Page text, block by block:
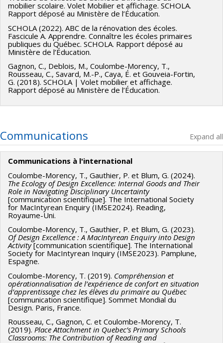
mobilier scolaire. Volet Mobilier et affichage. SCHOLA.
Rapport déposé au Ministère de l’Éducation.
SCHOLA (2022). ABC de la rénovation des écoles.
Fascicule A. Apprendre. Connaître les écoles primaires
publiques du Québec. SCHOLA. Rapport déposé au
Ministère de l’Éducation.
Gagnon, C., Deblois, M., Coulombe-Morency, T.,
Rousseau, C., Savard, M.-P., Caya, É. et Gouveia-Fortin,
G. (2018). SCHOLA | Volet mobilier et affichage.
Rapport déposé au Ministère de l’Éducation.
Communications Expand all
Communications à l'international
Coulombe-Morency, T., Gauthier, P. et Blum, G. (2024).
The Ecology of Design Excellence: Internal Goods and Their
Role in Navigating Disciplinary Uncertainty
[communication scientifique]. The International Society
for MacIntyrean Enquiry (IMSE2024). Reading,
Royaume-Uni.
Coulombe-Morency, T., Gauthier, P. et Blum, G. (2023).
Of Design Excellence : A MacIntyrean Enquiry into Design
Activity[communication scientifique]. The International
Society for MacIntyrean Inquiry (IMSE2023). Pamplune,
Espagne.
Coulombe-Morency, T. (2019). Compréhension et
opérationnalisation de l’expérience de confort en situation
d’apprentissage chez les élèves du primaire au Québec
[communication scientifique]. Sommet Mondial du
Design. Paris, France.
Rousseau, C., Gagnon, C. et Coulombe-Morency, T.
(2019). Place Attachment in Quebec’s Primary Schools
Classrooms: The Contribution of Reading and